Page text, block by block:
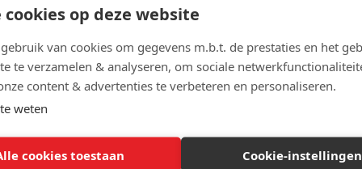
cookies op deze website
van cookies om gegevens m.b.t. de prestaties en het
te verzamelen & analyseren, om sociale
content & advertenties te verbeteren en personaliseren.
weten
cookies toestaan Cookie-instellingen
verschillen in
bepaalde uitslag
einduitslag van het
Eurovisiesongfestival